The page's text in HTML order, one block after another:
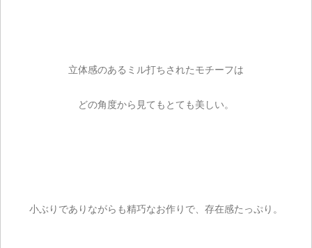
立体感のあるミル打ちされたモチーフは
どの角度から見てもとても美しい。
小ぶりでありながらも精巧なお作りで、存在感たっぷり。